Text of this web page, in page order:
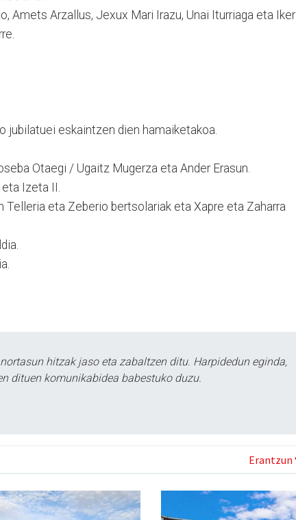
Amets Arzallus, Jexux Mari Irazu, Unai Iturriaga eta Iker
jubilatuei eskaintzen dien hamaiketakoa.
Otaegi / Ugaitz Mugerza eta Ander Erasun.
Izeta II.
eta Zeberio bertsolariak eta Xapre eta Zaharra
hitzak jaso eta zabaltzen ditu. Harpidedun eginda,
dituen komunikabidea babestuko duzu.
Erantzun